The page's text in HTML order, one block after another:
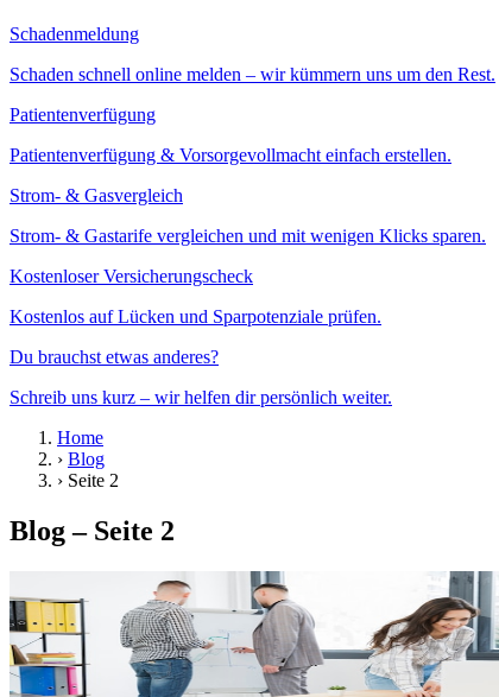
Schadenmeldung
Schaden schnell online melden – wir kümmern uns um den Rest.
Patientenverfügung
Patientenverfügung & Vorsorgevollmacht einfach erstellen.
Strom- & Gasvergleich
Strom- & Gastarife vergleichen und mit wenigen Klicks sparen.
Kostenloser Versicherungscheck
Kostenlos auf Lücken und Sparpotenziale prüfen.
Du brauchst etwas anderes?
Schreib uns kurz – wir helfen dir persönlich weiter.
Home
› Blog
› Seite 2
Blog – Seite 2